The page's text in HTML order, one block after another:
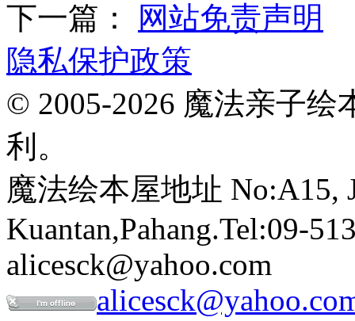
下一篇：
网站免责声明
隐私保护政策
© 2005-2026 魔法亲子
利。
魔法绘本屋地址 No:A15,
Kuantan,Pahang.Tel:09-
alicesck@yahoo.com